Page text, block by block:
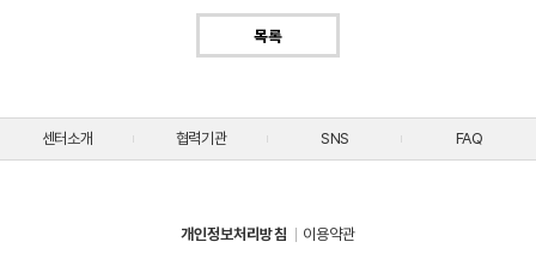
목록
개인정보처리방침 이용약관
센터소개 협력기관 SNS FAQ